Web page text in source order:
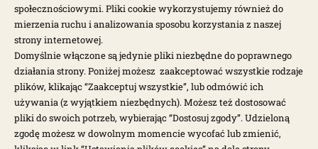
Otrzymuj najnowsze wiadomości i oferty bezpośrednio na swoją
pocztę.
ZAPISZ SIĘ >
społecznościowymi. Pliki cookie wykorzystujemy również do
mierzenia ruchu i analizowania sposobu korzystania z naszej
strony internetowej.
Domyślnie włączone są jedynie pliki niezbędne do poprawnego
działania strony. Poniżej możesz zaakceptować wszystkie rodzaje
plików, klikając “Zaakceptuj wszystkie”, lub odmówić ich
używania (z wyjątkiem niezbędnych). Możesz też dostosować
pliki do swoich potrzeb, wybierając “Dostosuj zgody”. Udzieloną
zgodę możesz w dowolnym momencie wycofać lub zmienić,